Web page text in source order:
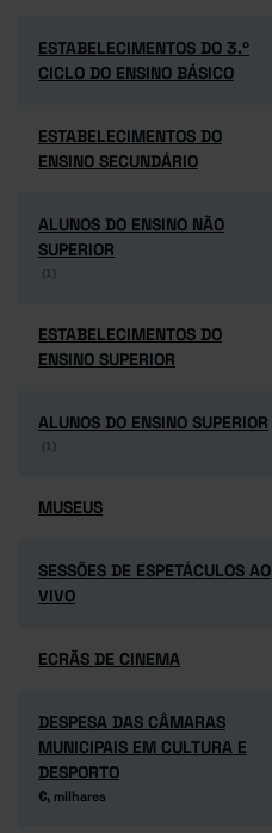
ESTABELECIMENTOS DO 3.º
CICLO DO ENSINO BÁSICO
ESTABELECIMENTOS DO 3.º
CICLO DO ENSINO BÁSICO
ESTABELECIMENTOS DO
ENSINO SECUNDÁRIO
ESTABELECIMENTOS DO
ENSINO SECUNDÁRIO
ALUNOS DO ENSINO NÃO
SUPERIOR
(1)
ALUNOS DO ENSINO NÃO
SUPERIOR
(1)
ESTABELECIMENTOS DO
ENSINO SUPERIOR
ESTABELECIMENTOS DO
ENSINO SUPERIOR
ALUNOS DO ENSINO SUPERIOR
(1)
ALUNOS DO ENSINO SUPERIOR
(1)
MUSEUS
MUSEUS
SESSÕES DE ESPETÁCULOS AO
VIVO
SESSÕES DE ESPETÁCULOS AO
VIVO
ECRÃS DE CINEMA
ECRÃS DE CINEMA
DESPESA DAS CÂMARAS
MUNICIPAIS EM CULTURA E
DESPORTO
€, milhares
DESPESA DAS CÂMARAS
MUNICIPAIS EM CULTURA E
DESPORTO
€, milhares